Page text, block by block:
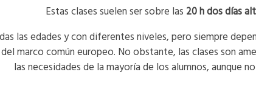
Estas clases suelen ser sobre las 20 h dos días
las edades y con diferentes niveles, pero siempre
del marco común europeo. No obstante, las clases son
las necesidades de la mayoría de los alumnos, aunque